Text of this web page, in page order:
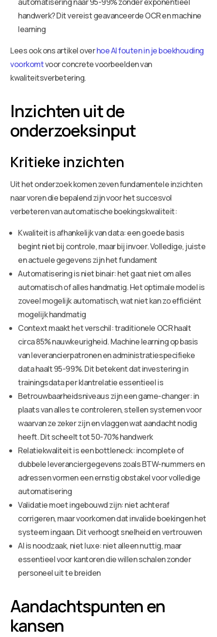
handwerk? Dit vereist geavanceerde OCR en machine
learning
Lees ook ons artikel overhoe AI fouten in je boekhouding
voorkomtvoor concrete voorbeelden van
kwaliteitsverbetering.
Inzichten uit de
onderzoeksinput
Kritieke inzichten
Uit het onderzoek komen zeven fundamentele inzichten
naar voren die bepalend zijn voor het succesvol
verbeteren van automatische boekingskwaliteit:
Kwaliteit is afhankelijk van data: een goede basis
begint niet bij controle, maar bij invoer. Volledige, juiste
en actuele gegevens zijn het fundament
Automatisering is niet binair: het gaat niet om alles
automatisch of alles handmatig. Het optimale model is
zoveel mogelijk automatisch, wat niet kan zo efficiënt
mogelijk handmatig
Context maakt het verschil: traditionele OCR haalt
circa 85% nauwkeurigheid. Machine learning op basis
van leverancierpatronen en administratiespecifieke
data haalt 95-99%. Dit betekent dat investering in
trainingsdata per klantrelatie essentieel is
Betrouwbaarheidsniveaus zijn een game-changer: in
plaats van alles te controleren, stellen systemen voor
waarvan ze zeker zijn en vlaggen wat aandacht nodig
heeft. Dit scheelt tot 50-70% handwerk
Relatiekwaliteit is een bottleneck: incomplete of
dubbele leveranciergegevens zoals BTW-nummers en
adressen vormen een ernstig obstakel voor volledige
automatisering
Validatie moet ingebouwd zijn: niet achteraf
corrigeren, maar voorkomen dat invalide boekingen het
systeem ingaan. Dit verhoogt snelheid en vertrouwen
AI is noodzaak, niet luxe: niet alleen nuttig, maar
essentieel voor kantoren die willen schalen zonder
personeel uit te breiden
Aandachtspunten en
kansen